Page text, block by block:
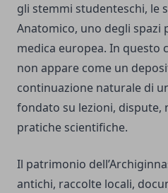
gli stemmi studenteschi, le
Anatomico, uno degli spazi
medica europea. In questo
non appare come un
continuazione naturale di
fondato su lezioni,
pratiche scientifiche.
Il patrimonio
antichi, raccolte locali,